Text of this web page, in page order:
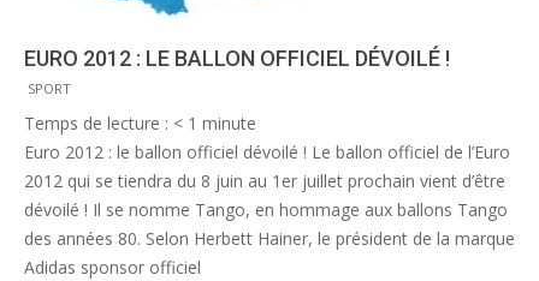
EURO 2012 : LE BALLON OFFICIEL DÉVOILÉ !
2011-
12-
01
SPORT
Temps de lecture : < 1 minute
Euro 2012 : le ballon officiel dévoilé ! Le ballon officiel de l’Euro
2012 qui se tiendra du 8 juin au 1er juillet prochain vient d’être
dévoilé ! Il se nomme Tango, en hommage aux ballons Tango
des années 80. Selon Herbett Hainer, le président de la marque
Adidas sponsor officiel